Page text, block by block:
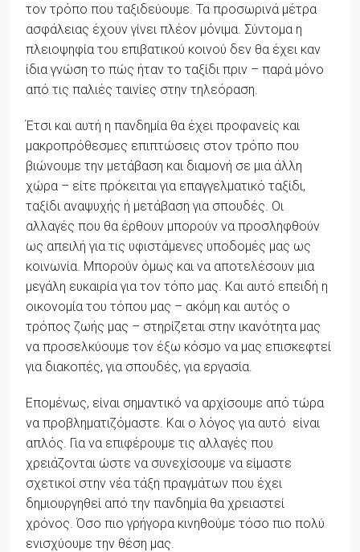
τον τρόπο που ταξιδεύουμε. Τα προσωρινά μέτρα
ασφάλειας έχουν γίνει πλέον μόνιμα. Σύντομα η
πλειοψηφία του επιβατικού κοινού δεν θα έχει καν
ίδια γνώση το πώς ήταν το ταξίδι πριν – παρά μόνο
από τις παλιές ταινίες στην τηλεόραση.
Έτσι και αυτή η πανδημία θα έχει προφανείς και
μακροπρόθεσμες επιπτώσεις στον τρόπο που
βιώνουμε την μετάβαση και διαμονή σε μια άλλη
χώρα – είτε πρόκειται για επαγγελματικό ταξίδι,
ταξίδι αναψυχής ή μετάβαση για σπουδές. Οι
αλλαγές που θα έρθουν μπορούν να προσληφθούν
ως απειλή για τις υφιστάμενες υποδομές μας ως
κοινωνία. Μπορούν όμως και να αποτελέσουν μια
μεγάλη ευκαιρία για τον τόπο μας. Και αυτό επειδή η
οικονομία του τόπου μας – ακόμη και αυτός ο
τρόπος ζωής μας – στηρίζεται στην ικανότητα μας
να προσελκύουμε τον έξω κόσμο να μας επισκεφτεί
για διακοπές, για σπουδές, για εργασία.
Επομένως, είναι σημαντικό να αρχίσουμε από τώρα
να προβληματιζόμαστε. Και ο λόγος για αυτό είναι
απλός. Για να επιφέρουμε τις αλλαγές που
χρειάζονται ώστε να συνεχίσουμε να είμαστε
σχετικοί στην νέα τάξη πραγμάτων που έχει
δημιουργηθεί από την πανδημία θα χρειαστεί
χρόνος. Όσο πιο γρήγορα κινηθούμε τόσο πιο πολύ
ενισχύουμε την θέση μας.